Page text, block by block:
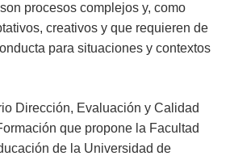
procesos complejos y, como
creativos y que requieren de
para situaciones y contextos
Dirección, Evaluación y Calidad
que propone la Facultad
de la Universidad de